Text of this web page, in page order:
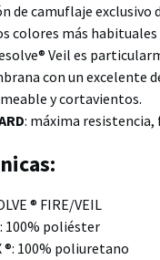
de camuflaje exclusivo
colores más
Veil es
con un excelente
y cortavientos.
: máxima
® FIRE/VEIL
100% poliéster
®: 100% poliuretano